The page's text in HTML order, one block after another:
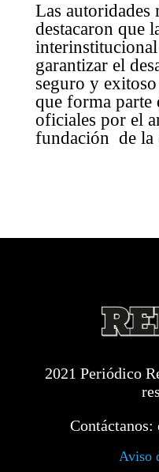
Las autoridades
destacaron que
garantizar el
seguro y
que forma parte
oficiales por el
fundación de la
2021 Periódico
Contáctanos:
Aviso